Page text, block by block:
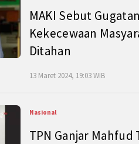
MAKI Sebut
Kekecewaan
Ditahan
13 Maret 2024, 19:03 WIB
Nasional
TPN Ganjar